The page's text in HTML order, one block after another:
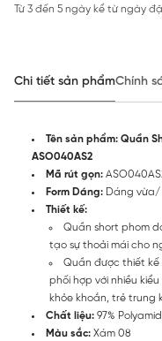
Từ 3 đến 5 ngày kể từ ngày
Chi tiết sản phẩmChính
Tên sản phẩm: Quần
ASO040AS2
Mã rút gọn:
Form Dáng: Dáng vừa/
Thiết kế:
Quần short phom
tạo sự thoải mái cho
Quần được thiết
phối hợp với nhiều
khỏe khoắn, trẻ trung
Chất liệu: 97%
Màu sắc: Xám 08